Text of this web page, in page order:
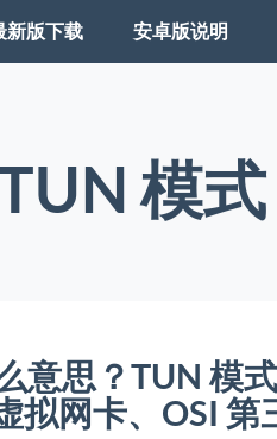
新版下载 安卓版说明
模
意思？TUN 模
拟网卡、OSI 第